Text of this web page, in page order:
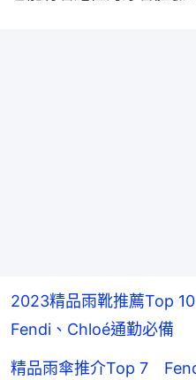
2023精品雨靴推薦Top
Fendi、Chloé通勤必備
精品雨傘推介Top 7